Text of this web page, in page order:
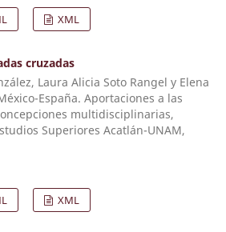
XML
cruzadas
Laura Alicia Soto Rangel y Elena
España. Aportaciones a las
multidisciplinarias,
Superiores Acatlán-UNAM,
XML